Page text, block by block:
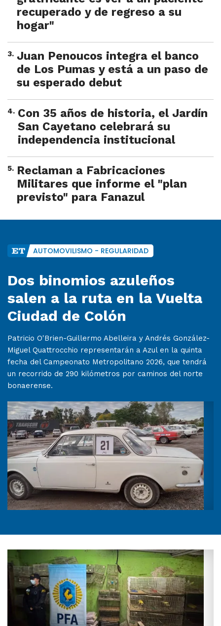
recuperado y de regreso a su
hogar"
3. Juan Penoucos integra el banco
de Los Pumas y está a un paso de
su esperado debut
4. Con 35 años de historia, el Jardín
San Cayetano celebrará su
independencia institucional
5. Reclaman a Fabricaciones
Militares que informe el "plan
previsto" para Fanazul
AUTOMOVILISMO - REGULARIDAD
Dos binomios azuleños
salen a la ruta en la Vuelta
Ciudad de Colón
Patricio O'Brien-Guillermo Abelleira y Andrés González-
Miguel Quattrocchio representarán a Azul en la quinta
fecha del Campeonato Metropolitano 2026, que tendrá
un recorrido de 290 kilómetros por caminos del norte
bonaerense.